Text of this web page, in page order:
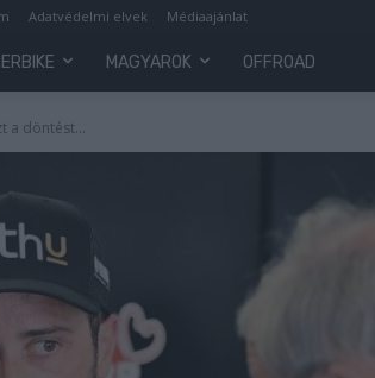
Adatvédelmi elvek Médiaajánlat
MAGYAROK OFFROAD
a döntést...